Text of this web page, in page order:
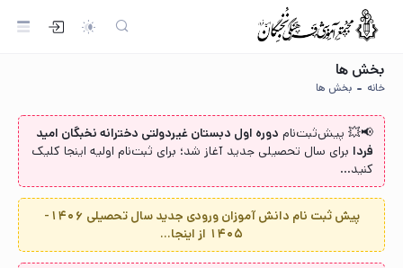
بخش ها
خانه بخش ها
📢💥 پیش‌ثبت‌نام‌ دوره اول دبستان غیردولتی دخترانه نخبگان امید
فردا برای سال تحصیلی جدید آغاز شد؛ برای ثبت‌نام اولیه اینجا کلیک
کنید...
پیش ثبت نام دانش آموزان ورودی جدید سال تحصیلی 1406-
1405 از اینجا...